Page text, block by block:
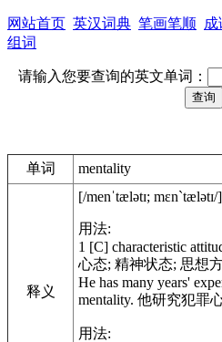
网站首页 英汉词典 笔画笔顺
组词
请输入您要查询的英文单词：
单词 mentality
释义
[/menˈtælətɪ; mɛnˋtælətɪ/
用法:
1 [C] characteristic
心态; 精神状态; 思想
He has many years'
mentality. 他研究犯罪
用法: